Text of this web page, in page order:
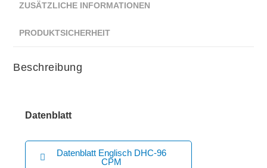
ZUSÄTZLICHE INFORMATIONEN
PRODUKTSICHERHEIT
Beschreibung
Datenblatt
Datenblatt Englisch DHC-96
CPM